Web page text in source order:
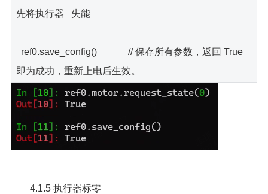
先将执行器 失能
ref0.save_config() // 保存所有参数，返回 True
即为成功，重新上电后生效。
4.1.5 执行器标零